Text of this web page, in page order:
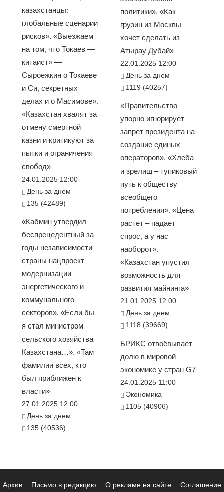
казахстанцы:
глобальные сценарии
рисков». «Выезжаем
на том, что Токаев —
китаист» —
Сыроежкин о Токаеве
и Си, секретных
делах и о Масимове».
«Казахстан хвалят за
отмену смертной
казни и критикуют за
пытки и ограничения
свобод»
24.01.2025 12:00
День за днем
135 (42489)
«Кабмин утвердил
беспрецедентный за
годы независимости
страны нацпроект
модернизации
энергетического и
коммунального
секторов». «Если бы
я стал министром
сельского хозяйства
Казахстана…». «Там
фамилии всех, кто
был приближен к
власти»
27.01.2025 12:00
День за днем
135 (40536)
политики». «Как
грузин из Москвы
хочет сделать из
Атырау Дубай»
22.01.2025 12:00
День за днем
1119 (40257)
«Правительство
упорно игнорирует
запрет президента на
создание единых
операторов». «Хлеба
и зрелищ – тупиковый
путь к обществу
всеобщего
потребления». «Цена
растет – падает
спрос, а у нас
наоборот».
«Казахстан упустил
возможность для
развития майнинга»
21.01.2025 12:00
День за днем
1118 (39669)
БРИКС отвоёвывает
долю в мировой
экономике у стран G7
24.01.2025 11:00
Экономика
1105 (40906)
Архив Письмо в редакцию О рекламе на сайте Соглашение